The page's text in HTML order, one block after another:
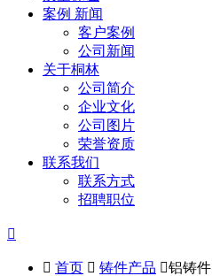
案例 新闻
客户案例
公司新闻
关于桐林
公司简介
企业文化
公司图片
荣誉资质
联系我们
联系方式
招聘职位

 首页  铸件产品 铝铸件